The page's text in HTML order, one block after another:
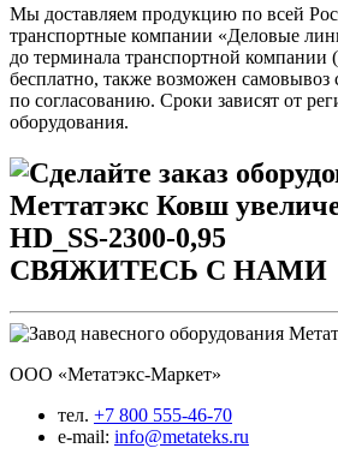
Мы доставляем продукцию по всей
транспортные компании «Деловые
до терминала транспортной компании
бесплатно, также возможен самовывоз
по согласованию. Сроки зависят от
оборудования.
СВЯЖИТЕСЬ С НАМИ
ООО «Метатэкс-Маркет»
тел. +7 800 555-46-70
e-mail: info@metateks.ru